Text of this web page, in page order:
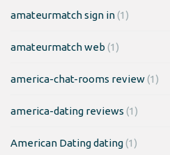
amateurmatch sign in(1)
amateurmatch web (1)
america-chat-rooms review(1)
america-dating reviews (1)
American Dating dating(1)